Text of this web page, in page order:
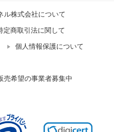
ル株式会社について
定商取引法に関して
個人情報保護について
売希望の事業者募集中